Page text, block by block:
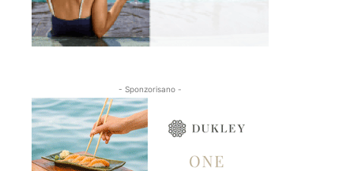
- Sponzorisano -